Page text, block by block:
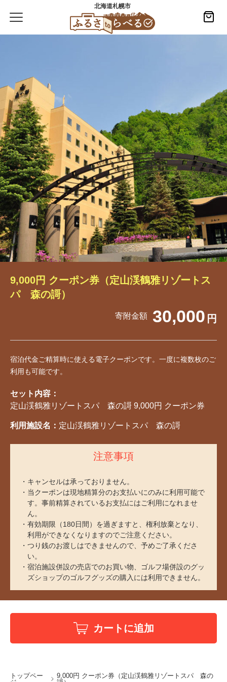
北海道札幌市
9,000円 クーポン券（定山渓鶴雅リゾートス
パ 森の謌）
寄附金額 30,000 円
宿泊代金ご精算時に使える電子クーポンです。一度に複数枚のご
利用も可能です。
セット内容：
定山渓鶴雅リゾートスパ 森の謌 9,000円 クーポン券
利用施設名： 定山渓鶴雅リゾートスパ 森の謌
注意事項
キャンセルは承っておりません。
当クーポンは現地精算分のお支払いにのみに利用可能で
す。事前精算されているお支払にはご利用になれませ
ん。
有効期限（180日間）を過ぎますと、権利放棄となり、
利用ができなくなりますのでご注意ください。
つり銭のお渡しはできませんので、予めご了承くださ
い。
宿泊施設併設の売店でのお買い物、ゴルフ場併設のグッ
ズショップのゴルフグッズの購入には利用できません。
カートに追加
トップペー
9,000円 クーポン券（定山渓鶴雅リゾートスパ 森の